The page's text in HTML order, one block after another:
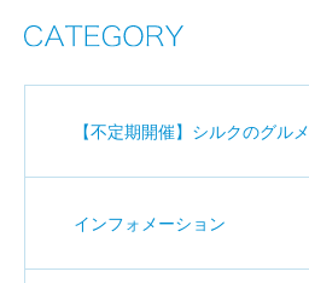
【不定期開催】シルクのグルメ
インフォメーション